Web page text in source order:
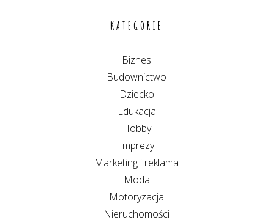
KATEGORIE
Biznes
Budownictwo
Dziecko
Edukacja
Hobby
Imprezy
Marketing i reklama
Moda
Motoryzacja
Nieruchomości